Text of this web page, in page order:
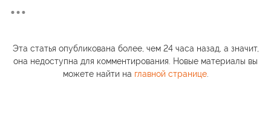
Эта статья опубликована более, чем 24 часа назад, а значит,
она недоступна для комментирования. Новые материалы вы
можете найти на главной странице.